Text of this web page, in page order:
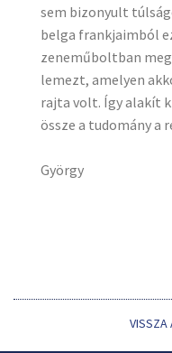
sem bizonyult
belga frankjaimból
zeneműboltban
lemezt, amelyen
rajta volt. Így alakít
össze a tudomány a
György
VISSZA